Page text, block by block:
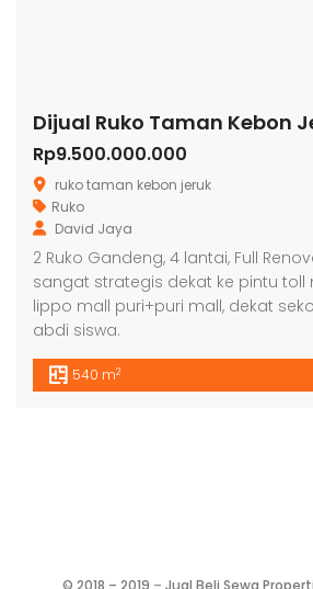
Dijual Ruko Taman Kebon
Rp9.500.000.000
ruko taman kebon jeruk
Ruko
David Jaya
2 Ruko Gandeng, 4 lantai, Full
sangat strategis dekat ke pintu toll
lippo mall puri+puri mall, dekat
abdi siswa.
540 m2